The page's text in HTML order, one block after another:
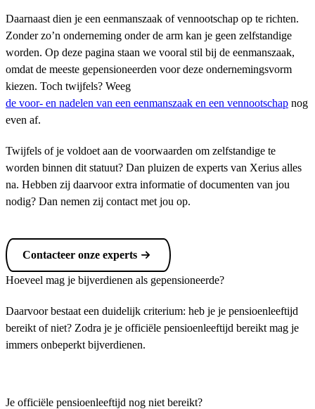
Daarnaast dien je een eenmanszaak of vennootschap op te richten.
Zonder zo’n onderneming onder de arm kan je geen zelfstandige
worden. Op deze pagina staan we vooral stil bij de eenmanszaak,
omdat de meeste gepensioneerden voor deze ondernemingsvorm
kiezen. Toch twijfels? Weeg
de voor- en nadelen van een eenmanszaak en een vennootschap nog
even af.
Twijfels of je voldoet aan de voorwaarden om zelfstandige te
worden binnen dit statuut? Dan pluizen de experts van Xerius alles
na. Hebben zij daarvoor extra informatie of documenten van jou
nodig? Dan nemen zij contact met jou op.
Contacteer onze experts
Hoeveel mag je bijverdienen als gepensioneerde?
Daarvoor bestaat een duidelijk criterium: heb je je pensioenleeftijd
bereikt of niet? Zodra je je officiële pensioenleeftijd bereikt mag je
immers onbeperkt bijverdienen.
Je officiële pensioenleeftijd nog niet bereikt?